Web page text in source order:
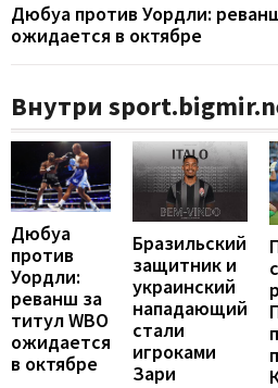
Дюбуа против Уордли:
ожидается в октябре
Внутри
Дюбуа
против
Уордли:
реванш за
титул WBO
ожидается
в октябре
Бразильский
защитник и
украинский
нападающий
стали
игроками
Зари